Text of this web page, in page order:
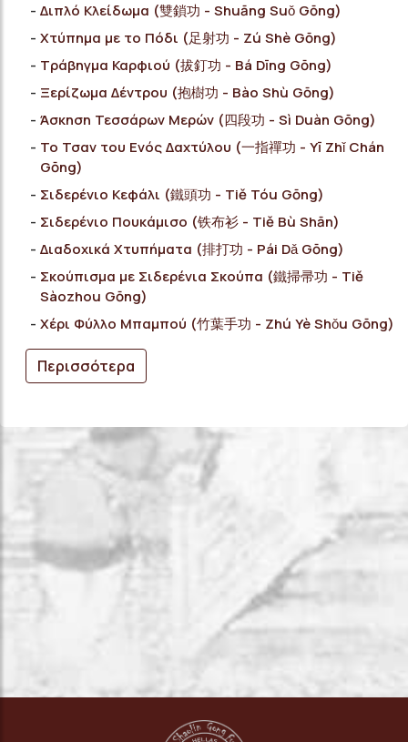
Διπλό Κλείδωμα (雙鎖功 - Shuāng Suǒ Gōng)
Χτύπημα με το Πόδι (足射功 - Zú Shè Gōng)
Τράβηγμα Καρφιού (拔釘功 - Bá Dīng Gōng)
Ξερίζωμα Δέντρου (抱樹功 - Bào Shù Gōng)
Άσκηση Τεσσάρων Μερών (四段功 - Sì Duàn Gōng)
Το Τσαν του Ενός Δαχτύλου (一指禪功 - Yī Zhǐ Chán
Gōng)
Σιδερένιο Κεφάλι (鐵頭功 - Tiě Tóu Gōng)
Σιδερένιο Πουκάμισο (铁布衫 - Tiě Bù Shān)
Διαδοχικά Χτυπήματα (排打功 - Pái Dǎ Gōng)
Σκούπισμα με Σιδερένια Σκούπα (鐵掃帚功 - Tiě
Sàozhou Gōng)
Χέρι Φύλλο Μπαμπού (竹葉手功 - Zhú Yè Shǒu Gōng)
Περισσότερα